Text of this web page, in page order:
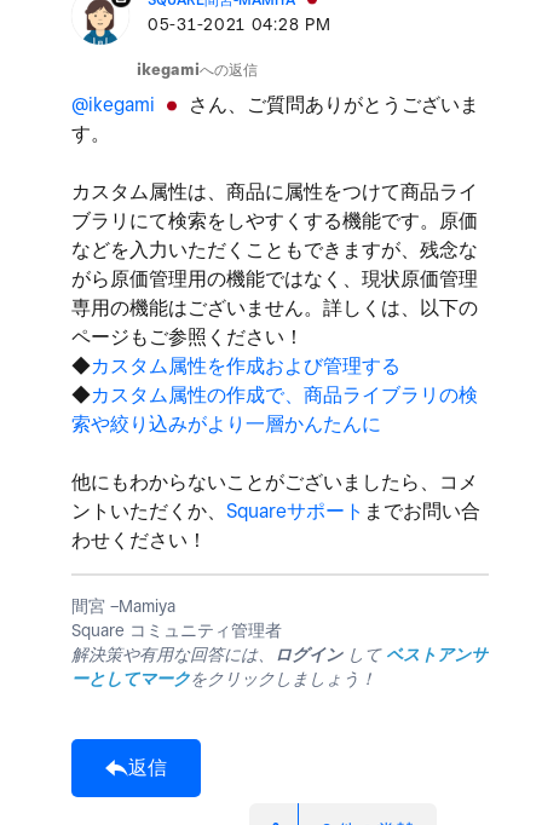
‎05-31-2021 04:28 PM
ikegamiへの返信
@ikegami
さん、ご質問ありがとうございま
す。
カスタム属性は、商品に属性をつけて商品ライ
ブラリにて検索をしやすくする機能です。原価
などを入力いただくこともできますが、残念な
がら原価管理用の機能ではなく、現状原価管理
専用の機能はございません。詳しくは、以下の
ページもご参照ください！
◆カスタム属性を作成および管理する
◆カスタム属性の作成で、商品ライブラリの検
索や絞り込みがより一層かんたんに
他にもわからないことがございましたら、コメ
ントいただくか、 Squareサポート までお問い合
わせください！
間宮 −Mamiya
Square コミュニティ管理者
解決策や有用な回答には、
ログインして ベストアンサ
ーとしてマークをクリックしましょう！
返信